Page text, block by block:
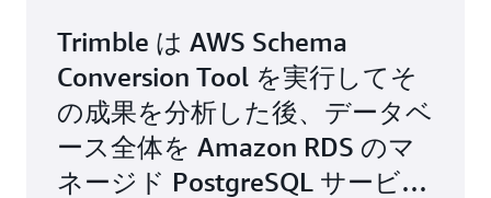
Trimble は AWS Schema
Conversion Tool を実行してそ
の成果を分析した後、データベ
ース全体を Amazon RDS のマ
ネージド PostgreSQL サービス